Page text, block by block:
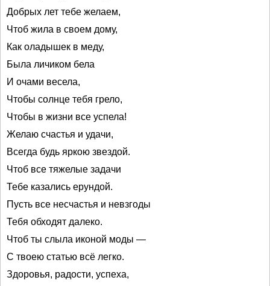
Добрых лет тебе желаем,
Чтоб жила в своем дому,
Как оладышек в меду,
Была личиком бела
И очами весела,
Чтобы солнце тебя грело,
Чтобы в жизни все успела!
Желаю счастья и удачи,
Всегда будь яркою звездой.
Чтоб все тяжелые задачи
Тебе казались ерундой.
Пусть все несчастья и невзгоды
Тебя обходят далеко.
Чтоб ты слыла иконой моды —
С твоею статью всё легко.
Здоровья, радости, успеха,